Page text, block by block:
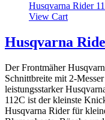
Husqvarna Rider
View Cart
Husqvarna
Der Frontmäher
Schnittbreite mit 2-
leistungsstarker
112C ist der kleinste
Husqvarna Rider für